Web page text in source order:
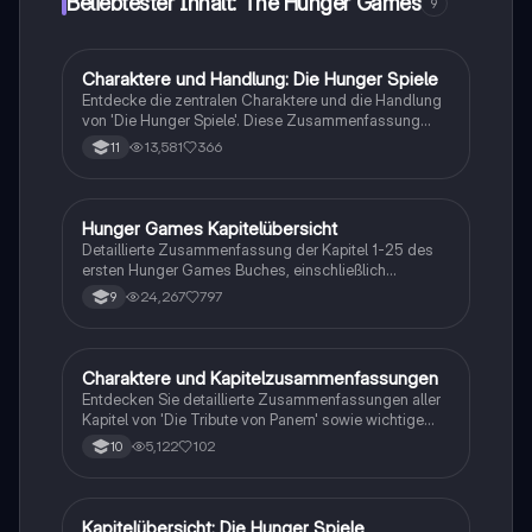
9
Englisch
Charaktere und Handlung: Die Hunger Spiele
Entdecke die zentralen Charaktere und die Handlung
von 'Die Hunger Spiele'. Diese Zusammenfassung
bietet einen Überblick über Katniss Everdeen, Peeta
Mellark und die dystopische Welt von Panem. Ideal für
die Bedeutung der Spiele für die Gesellschaft. Perfekt
für Schüler, die sich auf Prüfungen vorbereiten.
11 13,581 366
Englisch
Hunger Games Kapitelübersicht
Detaillierte Zusammenfassung der Kapitel 1-25 des
ersten Hunger Games Buches, einschließlich
Antworten auf Diskussions- und Quizfragen zu den
verschiedenen Kapiteln. Erfahren Sie mehr über die
9 24,267 797
Englisch
Charaktere und Kapitelzusammenfassungen
Entdecken Sie detaillierte Zusammenfassungen aller
Kapitel von 'Die Tribute von Panem' sowie wichtige
Informationen zu den Hauptcharakteren wie Katniss,
Peeta und Haymitch. Ideal für Schüler, die sich auf
10 5,122 102
Englisch